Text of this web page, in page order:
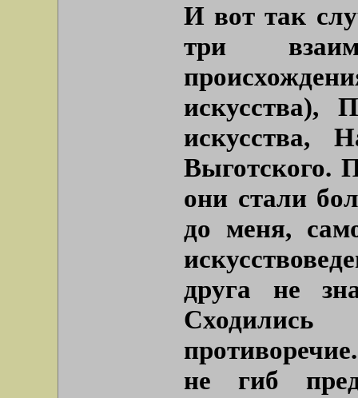
И вот так
три
искусства),
искусства,
Выготского.
они стали
до меня,
друга не
не гиб